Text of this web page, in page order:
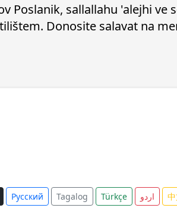
Poslanik, sallallahu 'alejhi ve
Donosite salavat na
Русский Tagalog Türkçe اردو